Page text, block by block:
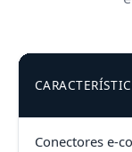
Conectores e-